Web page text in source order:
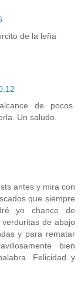
de la leña
de pocos.
Un saludo.
antes y mira con
que siempre
yo chance de
de abajo
y para rematar
bien
Felicidad y